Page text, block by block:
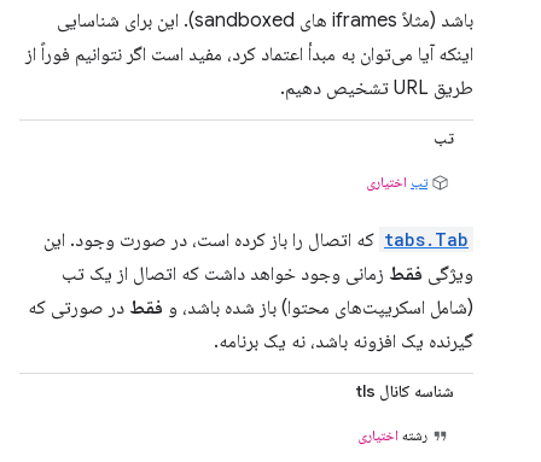
باشد (مثلاً iframes های sandboxed). این برای شناسایی
اینکه آیا می‌توان به مبدأ اعتماد کرد، مفید است اگر نتوانیم فوراً از
طریق URL تشخیص دهیم.
تب
تب اختیاری
tabs.Tab که اتصال را باز کرده است، در صورت وجود. این
ویژگی فقط زمانی وجود خواهد داشت که اتصال از یک تب
(شامل اسکریپت‌های محتوا) باز شده باشد، و فقط در صورتی که
گیرنده یک افزونه باشد، نه یک برنامه.
شناسه کانال tls
رشته اختیاری